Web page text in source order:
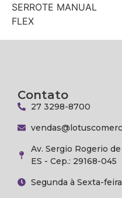
SERROTE MANUAL
FLEX
Contato
27 3298-8700
Av. Sergio Rogerio
ES - Cep.: 29168-045
Segunda à Sexta-